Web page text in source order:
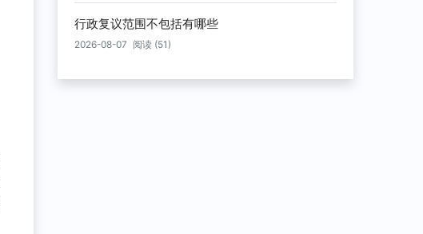
行政复议范围不包括有哪些
2026-08-07 阅读 (51)